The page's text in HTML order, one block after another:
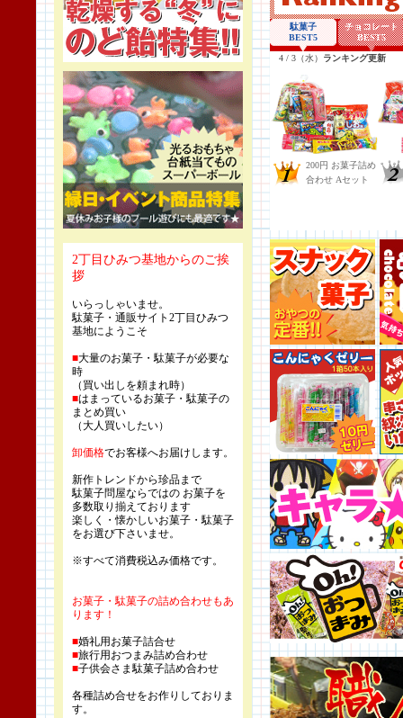
2丁目ひみつ基地からのご挨
拶
いらっしゃいませ。
駄菓子・通販サイト2丁目ひみつ
基地にようこそ
■大量のお菓子・駄菓子が必要な
時
（買い出しを頼まれ時）
■はまっているお菓子・駄菓子の
まとめ買い
（大人買いしたい）
卸価格でお客様へお届けします。
新作トレンドから珍品まで
駄菓子問屋ならではの お菓子を
多数取り揃えております
楽しく・懐かしいお菓子・駄菓子
をお選び下さいませ。
※すべて消費税込み価格です。
お菓子・駄菓子の詰め合わせもあ
ります！
■婚礼用お菓子詰合せ
■旅行用おつまみ詰め合わせ
■子供会さま駄菓子詰め合わせ
各種詰め合せをお作りしておりま
す。